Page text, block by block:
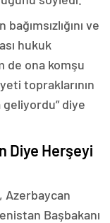
bağımsızlığını ve
hukuk
de ona komşu
topraklarının
geliyordu” diye
Diye Herşeyi
Azerbaycan
Başbakanı